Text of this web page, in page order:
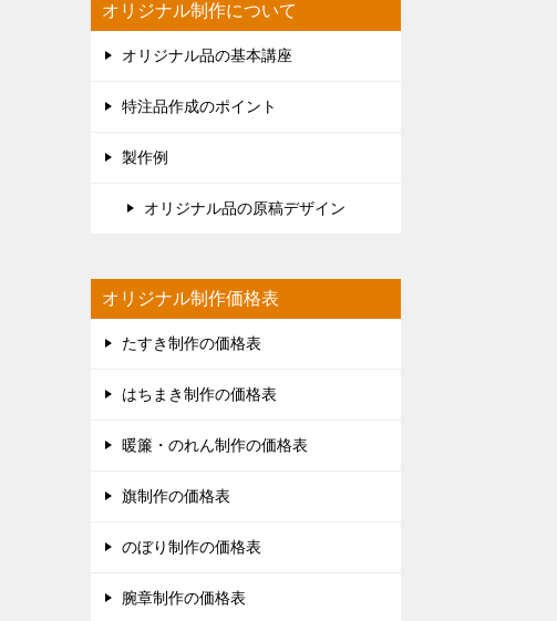
オリジナル制作について
オリジナル品の基本講座
特注品作成のポイント
製作例
オリジナル品の原稿デザイン
オリジナル制作価格表
たすき制作の価格表
はちまき制作の価格表
暖簾・のれん制作の価格表
旗制作の価格表
のぼり制作の価格表
腕章制作の価格表